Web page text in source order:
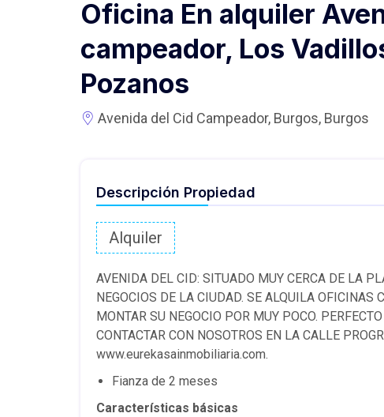
Oficina En alquiler
campeador, Los
Pozanos
Avenida del Cid Campeador, Burgos, Burgos
Descripción Propiedad
Alquiler
AVENIDA DEL CID: SITUADO MUY CERCA DE LA
NEGOCIOS DE LA CIUDAD. SE ALQUILA OFICINAS
MONTAR SU NEGOCIO POR MUY POCO.
CONTACTAR CON NOSOTROS EN LA CALLE
www.eurekasainmobiliaria.com.
Fianza de 2 meses
Características básicas